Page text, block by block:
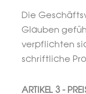
Die
Glauben
verpflichten
schriftliche
ARTIKEL 3 -